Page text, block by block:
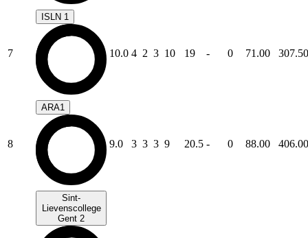
7
ISLN 1
10.0 4 2 3 10 19 - 0 71.00 307.50
8
ARA1
9.0 3 3 3 9 20.5 - 0 88.00 406.00
Sint-
Lievenscollege
Gent 2